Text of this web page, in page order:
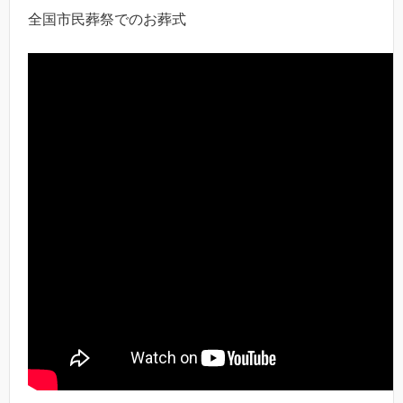
全国市民葬祭でのお葬式